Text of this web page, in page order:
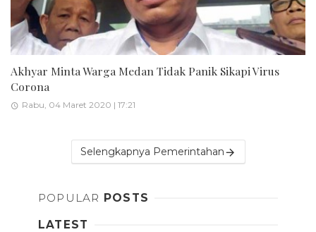
Akhyar Minta Warga Medan Tidak Panik Sikapi Virus
Corona
Rabu, 04 Maret 2020 | 17:21
Selengkapnya Pemerintahan
POPULAR POSTS
LATEST